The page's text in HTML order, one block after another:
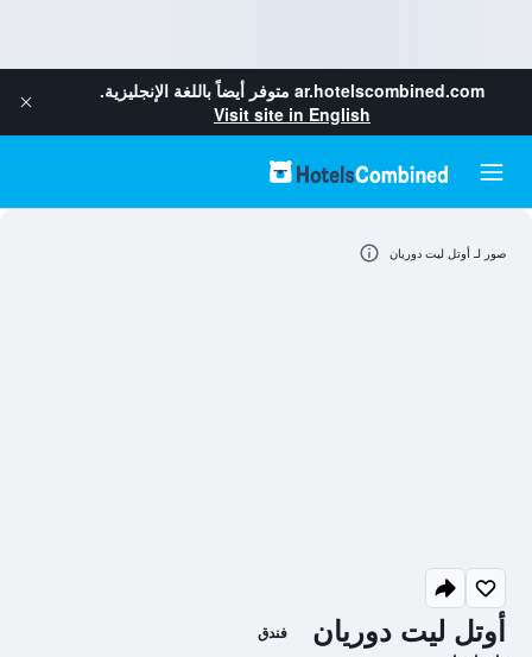
ar.hotelscombined.com متوفر أيضاً باللغة الإنجليزية.
Visit site in English
أوتل ليت دوريان فندق
صور لـ أوتل ليت دوريان